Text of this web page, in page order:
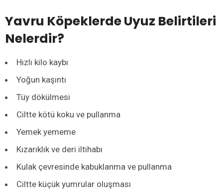
Yavru Köpeklerde Uyuz Belirtileri
Nelerdir?
Hızlı kilo kaybı
Yoğun kaşıntı
Tüy dökülmesi
Ciltte kötü koku ve pullanma
Yemek yememe
Kızarıklık ve deri iltihabı
Kulak çevresinde kabuklanma ve pullanma
Ciltte küçük yumrular oluşması